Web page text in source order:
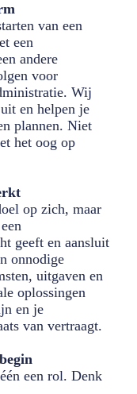
van een
een
andere
voor
Wij
en helpen je
plannen. Niet
het oog op
op zich, maar
geeft en aansluit
onnodige
uitgaven en
oplossingen
en je
van vertraagt.
een rol. Denk